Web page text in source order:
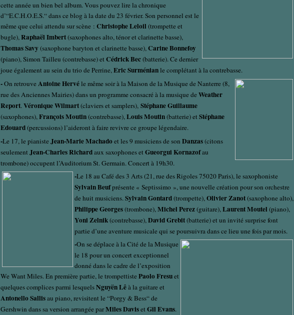
cette année un bien bel album. Vous pouvez lire la chronique
d’“E.C.H.O.E.S.“ dans ce blog à la date du 23 février. Son personnel est le
même que celui attendu sur scène : Christophe Leloil (trompette et
bugle),Raphaël Imbert(saxophones alto, ténor et clarinette basse),
Thomas Savy (saxophone baryton et clarinette basse),Carine Bonnefoy
(piano), Simon Tailleu (contrebasse) et Cédrick Bec(batterie). Ce dernier
joue également au sein du trio de Perrine,Eric Surménianle complétant à la contrebasse.
-On retrouve Antoine Hervéle même soir à la Maison de la Musique de Nanterre (8,
rue des Anciennes Mairies) dans un programme consacré à la musique de Weather
Report.Véronique Wilmart(claviers et samplers), Stéphane Guillaume
(saxophones),François Moutin(contrebasse),Louis Moutin(batterie) et Stéphane
Edouard(percussions) l’aideront à faire revivre ce groupe légendaire.
-Le 17, le pianiste Jean-Marie Machadoet les 9 musiciens de son Danzas(citons
seulement Jean-Charles Richardaux saxophones et Gueorgui Kornazofau
trombone) occupent l’Auditorium St. Germain. Concert à 19h30.
-Le 18 au Café des 3 Arts (21, rue des Rigoles 75020 Paris), le saxophoniste
Sylvain Beufprésente « Septissimo », une nouvelle création pour son orchestre
de huit musiciens.Sylvain Gontard(trompette),Olivier Zanot(saxophone alto),
Philippe Georges(trombone),Michel Perez(guitare),Laurent Moutel (piano),
Yoni Zelnik(contrebasse),David Grebit(batterie) et un invité surprise font
partie d’une aventure musicale qui se poursuivra dans ce lieu une fois par mois.
-On se déplace à la Cité de la Musique
le 18 pour un concert exceptionnel
donné dans le cadre de l’exposition
We Want Miles. En première partie, le trompettiste Paolo Fresuet
quelques complices parmi lesquelsNguyën Lêà la guitare et
Antonello Sallisau piano, revisitent le “Porgy & Bess“ de
Gershwin dans sa version arrangée parMiles Daviset Gil Evans.